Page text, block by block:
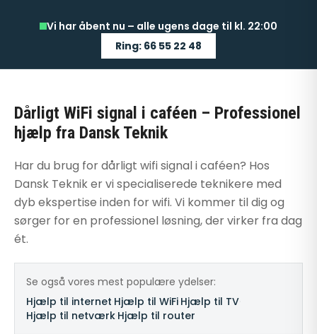
Vi har åbent nu – alle ugens dage til kl. 22:00
Ring: 66 55 22 48
Dårligt WiFi signal i caféen – Professionel
hjælp fra Dansk Teknik
Har du brug for dårligt wifi signal i caféen? Hos
Dansk Teknik er vi specialiserede teknikere med
dyb ekspertise inden for wifi. Vi kommer til dig og
sørger for en professionel løsning, der virker fra dag
ét.
Se også vores mest populære ydelser:
Hjælp til internet Hjælp til WiFi Hjælp til TV
Hjælp til netværk Hjælp til router